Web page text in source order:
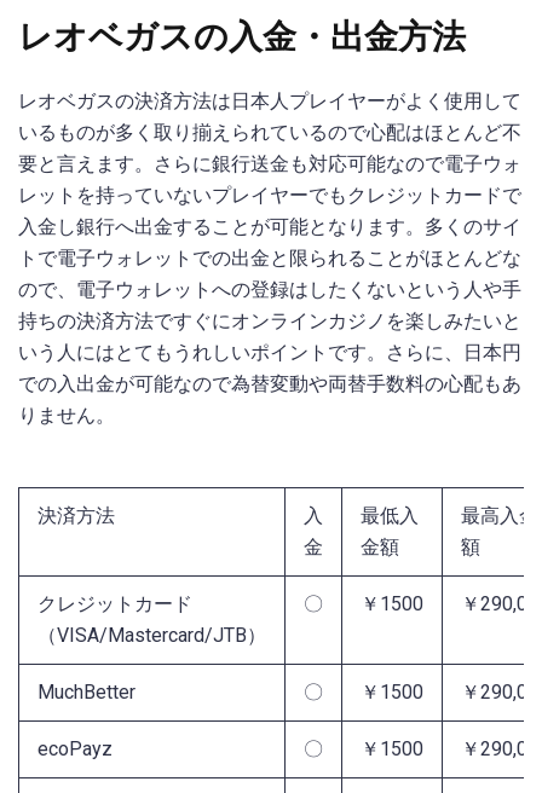
レオベガスの入金・出金方法
レオベガスの決済方法は日本人プレイヤーがよく使用して
いるものが多く取り揃えられているので心配はほとんど不
要と言えます。さらに銀行送金も対応可能なので電子ウォ
レットを持っていないプレイヤーでもクレジットカードで
入金し銀行へ出金することが可能となります。多くのサイ
トで電子ウォレットでの出金と限られることがほとんどな
ので、電子ウォレットへの登録はしたくないという人や手
持ちの決済方法ですぐにオンラインカジノを楽しみたいと
いう人にはとてもうれしいポイントです。さらに、日本円
での入出金が可能なので為替変動や両替手数料の心配もあ
りません。
決済方法
入
金
最低入
金額
最高入金
額
クレジットカード
（VISA/Mastercard/JTB）
〇 ￥1500 ￥
MuchBetter 〇 ￥1500 ￥
ecoPayz 〇 ￥1500 ￥